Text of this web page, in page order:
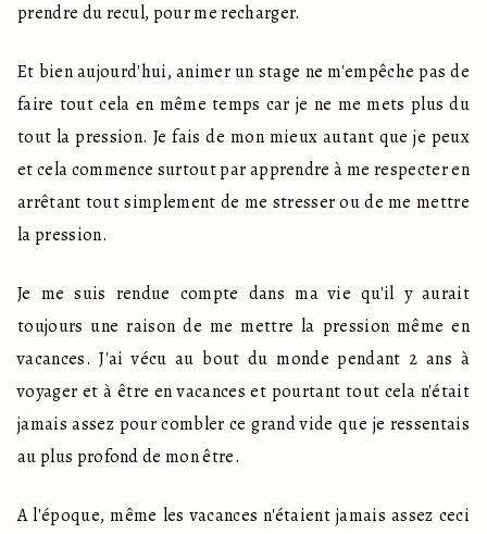
prendre du recul, pour me recharger.
Et bien aujourd'hui, animer un stage ne m'empêche pas de
faire tout cela en même temps car je ne me mets plus du
tout la pression. Je fais de mon mieux autant que je peux
et cela commence surtout par apprendre à me respecter en
arrêtant tout simplement de me stresser ou de me mettre
la pression.
Je me suis rendue compte dans ma vie qu'il y aurait
toujours une raison de me mettre la pression même en
vacances. J'ai vécu au bout du monde pendant 2 ans à
voyager et à être en vacances et pourtant tout cela n'était
jamais assez pour combler ce grand vide que je ressentais
au plus profond de mon être.
A l'époque, même les vacances n'étaient jamais assez ceci